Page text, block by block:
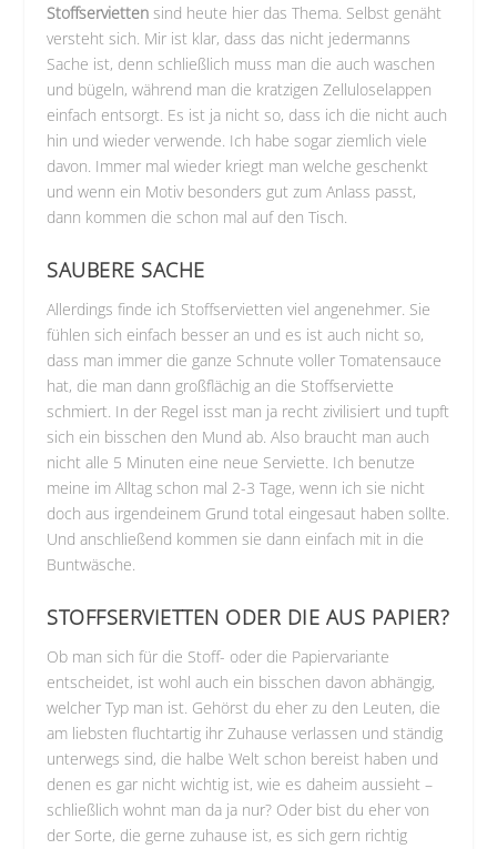
Stoffservietten sind heute hier das Thema. Selbst genäht
versteht sich. Mir ist klar, dass das nicht jedermanns
Sache ist, denn schließlich muss man die auch waschen
und bügeln, während man die kratzigen Zelluloselappen
einfach entsorgt. Es ist ja nicht so, dass ich die nicht auch
hin und wieder verwende. Ich habe sogar ziemlich viele
davon. Immer mal wieder kriegt man welche geschenkt
und wenn ein Motiv besonders gut zum Anlass passt,
dann kommen die schon mal auf den Tisch.
SAUBERE SACHE
Allerdings finde ich Stoffservietten viel angenehmer. Sie
fühlen sich einfach besser an und es ist auch nicht so,
dass man immer die ganze Schnute voller Tomatensauce
hat, die man dann großflächig an die Stoffserviette
schmiert. In der Regel isst man ja recht zivilisiert und tupft
sich ein bisschen den Mund ab. Also braucht man auch
nicht alle 5 Minuten eine neue Serviette. Ich benutze
meine im Alltag schon mal 2-3 Tage, wenn ich sie nicht
doch aus irgendeinem Grund total eingesaut haben sollte.
Und anschließend kommen sie dann einfach mit in die
Buntwäsche.
STOFFSERVIETTEN ODER DIE AUS PAPIER?
Ob man sich für die Stoff- oder die Papiervariante
entscheidet, ist wohl auch ein bisschen davon abhängig,
welcher Typ man ist. Gehörst du eher zu den Leuten, die
am liebsten fluchtartig ihr Zuhause verlassen und ständig
unterwegs sind, die halbe Welt schon bereist haben und
denen es gar nicht wichtig ist, wie es daheim aussieht –
schließlich wohnt man da ja nur? Oder bist du eher von
der Sorte, die gerne zuhause ist, es sich gern richtig